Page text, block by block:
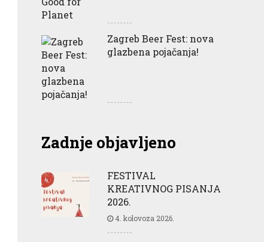
Zagreb Beer Fest: nova
glazbena pojačanja!
Zadnje objavljeno
FESTIVAL
KREATIVNOG PISANJA
2026.
4. kolovoza 2026.